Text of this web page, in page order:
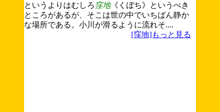
というよりはむしろ 窪地《くぼち》というべき
ところがあるが、そこは世の中でいちばん静か
な場所である。小川が滑るように流れそ....
[窪地]もっと見る